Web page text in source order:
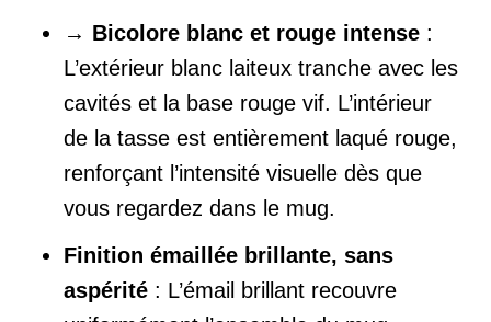
→ Bicolore blanc et rouge intense :
L’extérieur blanc laiteux tranche avec les
cavités et la base rouge vif. L’intérieur
de la tasse est entièrement laqué rouge,
renforçant l’intensité visuelle dès que
vous regardez dans le mug.
Finition émaillée brillante, sans
aspérité : L’émail brillant recouvre